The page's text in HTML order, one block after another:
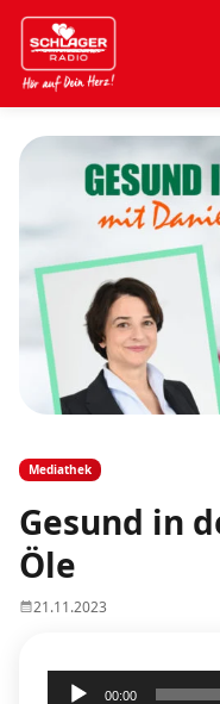
Mediathek
Gesund in
Öle
21.11.2023
Audio-
00:00